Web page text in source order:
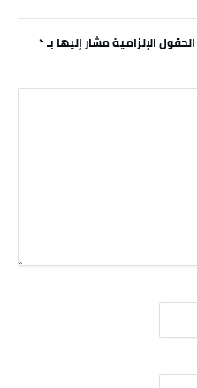
الحقول الإلزامية مشار إليها بـ*